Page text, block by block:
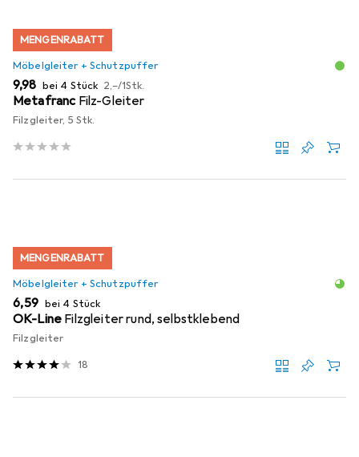
MENGENRABATT
Möbelgleiter + Schutzpuffer
EUR
9,98 bei 4 Stück EUR
2,–/1Stk.
Metafranc Filz-Gleiter
Filzgleiter, 5 Stk.
MENGENRABATT
Möbelgleiter + Schutzpuffer
EUR
6,59 bei 4 Stück
OK-Line Filzgleiter rund, selbstklebend
Filzgleiter
18